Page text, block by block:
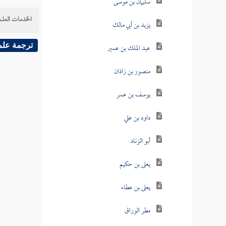
يزيد بن أبي مالك
عبد الملك بن عمير
منصور بن زاذان
يوسف بن عمر
داود بن علي
أبو الزناد
يعلى بن حكيم
يعلى بن عطاء
مطر الوراق
الخدمات
ترجمة